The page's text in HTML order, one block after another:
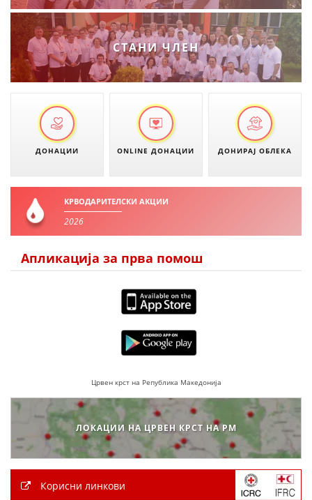
ЗНАЧЕЊЕ НА СЛУЖБАТА ЗА БАРАЊЕ
ФОРМУЛАРИ ЗА БАРАЊА
ЗДРАВСТВЕНО ПРЕВЕНТИВНА ДЕЈНОСТ
КРВОДАРИТЕЛСТВО
ИНФОРМАЦИИ ЗА БОЛЕСТИ
ПРИРАЧНИЦИ
БРОШУРИ
ПОСТЕРИ
СТАНИ ЧЛЕН
ДОНАЦИИ ONLINE ДОНАЦИИ ДОНИРАЈ ОБЛЕКА
КРВОДАРИТЕЛСКИ АКЦИИ
2026
Апликација за прва помош
Црвен крст на Република Македонија
ЛОКАЦИИ НА ЦРВЕН КРСТ НА РМ
Корисни линкови